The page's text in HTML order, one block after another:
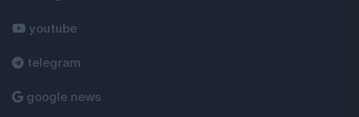
youtube
telegram
google news